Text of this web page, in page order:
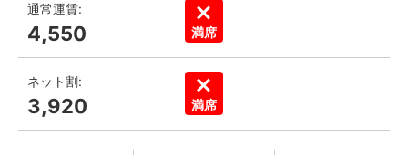
通常運賃:
4,550 満席
ネット割:
3,920 満席